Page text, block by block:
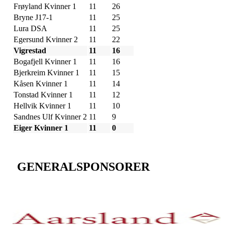
Frøyland Kvinner 1
11
26
Bryne J17-1
11
25
Lura DSA
11
25
Egersund Kvinner 2
11
22
Vigrestad
11
16
Bogafjell Kvinner 1
11
16
Bjerkreim Kvinner 1
11
15
Kåsen Kvinner 1
11
14
Tonstad Kvinner 1
11
12
Hellvik Kvinner 1
11
10
Sandnes Ulf Kvinner 2 11
9
Eiger Kvinner 1
11 0
GENERALSPONSORER